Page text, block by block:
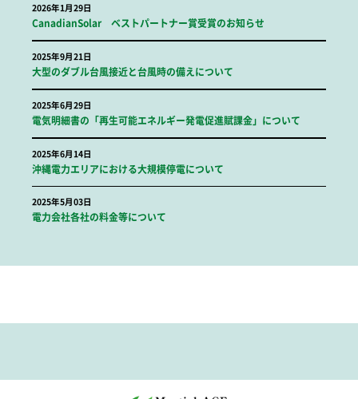
2026年1月29日
CanadianSolar ベストパートナー賞受賞のお知らせ
2025年9月21日
大型のダブル台風接近と台風時の備えについて
2025年6月29日
電気明細書の「再生可能エネルギー発電促進賦課金」について
2025年6月14日
沖縄電力エリアにおける大規模停電について
2025年5月03日
電力会社各社の料金等について